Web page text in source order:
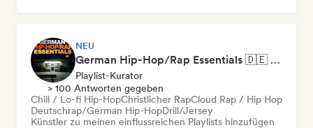
NEU
German Hip-Hop/Rap Essentials 🇩🇪 Deutschrap, Cloud Rap & Trap
Playlist-Kurator
> 100 Antworten gegeben
Chill / Lo-fi Hip-HopChristlicher RapCloud Rap / Hip Hop
Deutschrap/German Hip-HopDrill/Jersey
Künstler zu meinen einflussreichen Playlists hinzufügen